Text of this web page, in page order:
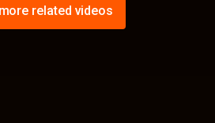
related videos